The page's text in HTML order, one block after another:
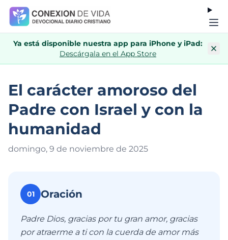
Ya está disponible nuestra app para iPhone y iPad:
Descárgala en el App Store
El carácter amoroso del
Padre con Israel y con la
humanidad
domingo, 9 de noviembre de 2025
01 Oración
Padre Dios, gracias por tu gran amor, gracias
por atraerme a ti con la cuerda de amor más